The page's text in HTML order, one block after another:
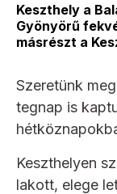
Keszthely a
Gyönyörű
másrészt a
Szeretünk
tegnap is
Keszthelyen
lakott, elege